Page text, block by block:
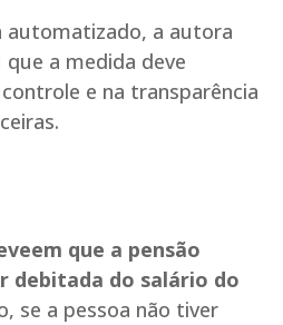
automatizado, a autora
a medida deve
e na transparência
que a pensão
debitada do salário do
se a pessoa não tiver